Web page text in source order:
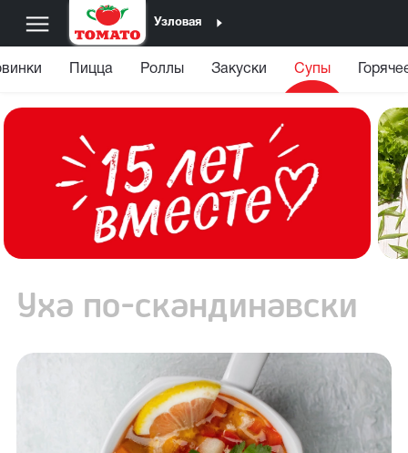
Узловая
Пицца Роллы Закуски Супы
Уха по-скандинавски